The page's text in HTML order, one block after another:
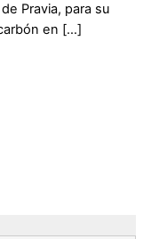
Pravia, para su
en […]